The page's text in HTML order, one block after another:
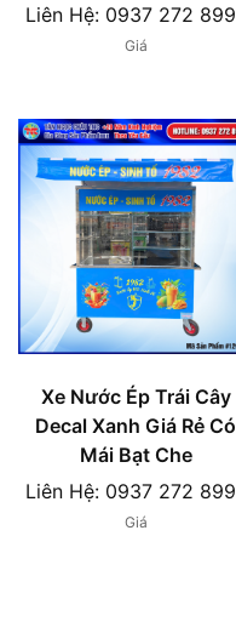
Liên Hệ: 0937 272 899
Giá
Xe Nước Ép Trái Cây
Decal Xanh Giá Rẻ Có
Mái Bạt Che
Liên Hệ: 0937 272 899
Giá